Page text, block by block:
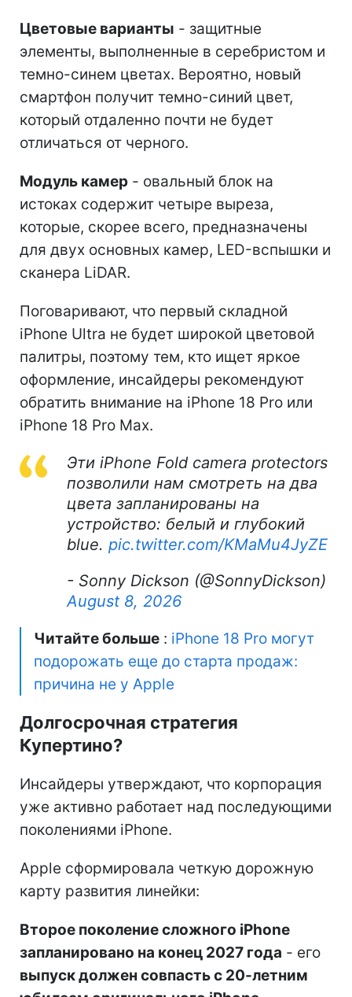
Цветовые варианты - защитные
элементы, выполненные в серебристом и
темно-синем цветах. Вероятно, новый
смартфон получит темно-синий цвет,
который отдаленно почти не будет
отличаться от черного.
Модуль камер - овальный блок на
истоках содержит четыре выреза,
которые, скорее всего, предназначены
для двух основных камер, LED-вспышки и
сканера LiDAR.
Поговаривают, что первый складной
iPhone Ultra не будет широкой цветовой
палитры, поэтому тем, кто ищет яркое
оформление, инсайдеры рекомендуют
обратить внимание на iPhone 18 Pro или
iPhone 18 Pro Max.
Эти iPhone Fold camera protectors
позволили нам смотреть на два
цвета запланированы на
устройство: белый и глубокий
blue. pic.twitter.com/KMaMu4JyZE
- Sonny Dickson (@SonnyDickson)
August 8, 2026
Читайте больше : iPhone 18 Pro могут
подорожать еще до старта продаж:
причина не у Apple
Долгосрочная стратегия
Купертино?
Инсайдеры утверждают, что корпорация
уже активно работает над последующими
поколениями iPhone.
Apple сформировала четкую дорожную
карту развития линейки:
Второе поколение сложного iPhone
запланировано на конец 2027 года - его
выпуск должен совпасть с 20-летним